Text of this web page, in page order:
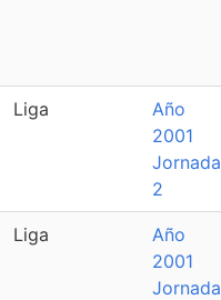
Liga
Año
2001
Jornada
2
Liga
Año
2001
Jornada